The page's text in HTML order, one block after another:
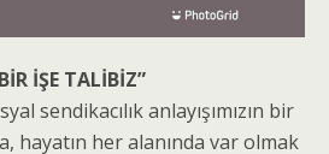
İŞE TALİBİZ”
sendikacılık anlayışımızın bir
hayatın her alanında var olmak